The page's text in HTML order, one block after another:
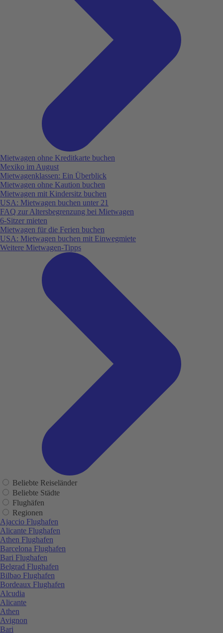
Mietwagen ohne Kreditkarte buchen
Mexiko im August
Mietwagenklassen: Ein Überblick
Mietwagen ohne Kaution buchen
Mietwagen mit Kindersitz buchen
USA: Mietwagen buchen unter 21
FAQ zur Altersbegrenzung bei Mietwagen
6-Sitzer mieten
Mietwagen für die Ferien buchen
USA: Mietwagen buchen mit Einwegmiete
Weitere Mietwagen-Tipps
Beliebte Reiseländer
Beliebte Städte
Flughäfen
Regionen
Ajaccio Flughafen
Alicante Flughafen
Athen Flughafen
Barcelona Flughafen
Bari Flughafen
Belgrad Flughafen
Bilbao Flughafen
Bordeaux Flughafen
Alcudia
Alicante
Athen
Avignon
Bari